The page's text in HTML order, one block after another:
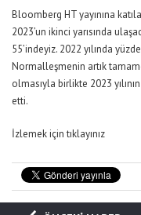
Bloomberg HT yayınına
2023’un ikinci yarısında
55’indeyiz. 2022 yılında
Normalleşmenin artık
olmasıyla birlikte 2023
etti.
İzlemek için tıklayınız